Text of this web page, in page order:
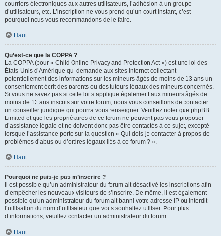
courriers électroniques aux autres utilisateurs, l’adhésion à un groupe
d’utilisateurs, etc. L’inscription ne vous prend qu’un court instant, c’est
pourquoi nous vous recommandons de le faire.
Haut
Qu’est-ce que la COPPA ?
La COPPA (pour « Child Online Privacy and Protection Act ») est une loi des
États-Unis d’Amérique qui demande aux sites internet collectant
potentiellement des informations sur les mineurs âgés de moins de 13 ans un
consentement écrit des parents ou des tuteurs légaux des mineurs concernés.
Si vous ne savez pas si cette loi s’applique également aux mineurs âgés de
moins de 13 ans inscrits sur votre forum, nous vous conseillons de contacter
un conseiller juridique qui pourra vous renseigner. Veuillez noter que phpBB
Limited et que les propriétaires de ce forum ne peuvent pas vous proposer
d’assistance légale et ne doivent donc pas être contactés à ce sujet, excepté
lorsque l’assistance porte sur la question « Qui dois-je contacter à propos de
problèmes d’abus ou d’ordres légaux liés à ce forum ? ».
Haut
Pourquoi ne puis-je pas m’inscrire ?
Il est possible qu’un administrateur du forum ait désactivé les inscriptions afin
d’empêcher les nouveaux visiteurs de s’inscrire. De même, il est également
possible qu’un administrateur du forum ait banni votre adresse IP ou interdit
l’utilisation du nom d’utilisateur que vous souhaitez utiliser. Pour plus
d’informations, veuillez contacter un administrateur du forum.
Haut